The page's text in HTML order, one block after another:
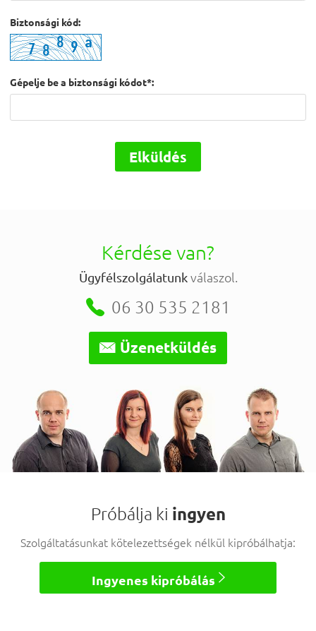
Biztonsági kód:
Gépelje be a biztonsági kódot*:
Elküldés
Kérdése van?
Ügyfélszolgálatunkválaszol.
 06 30 535 2181
 Üzenetküldés
Próbálja ki ingyen
Szolgáltatásunkat kötelezettségek nélkül kipróbálhatja:
Ingyenes kipróbálás 